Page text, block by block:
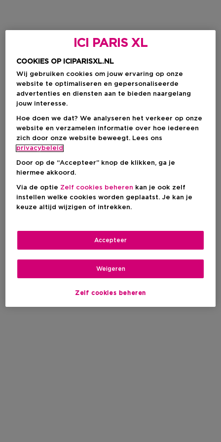
ICI PARIS XL
COOKIES OP ICIPARISXL.NL
Wij gebruiken cookies om jouw ervaring op onze
website te optimaliseren en gepersonaliseerde
advertenties en diensten aan te bieden naargelang
jouw interesse.
Hoe doen we dat? We analyseren het verkeer op onze
website en verzamelen informatie over hoe iedereen
zich door onze website beweegt. Lees ons
privacybeleid
Door op de “Accepteer” knop de klikken, ga je
hiermee akkoord.
Via de optie Zelf cookies beheren kan je ook zelf
instellen welke cookies worden geplaatst. Je kan je
keuze altijd wijzigen of intrekken.
Zelf cookies beheren
Weigeren
Accepteer